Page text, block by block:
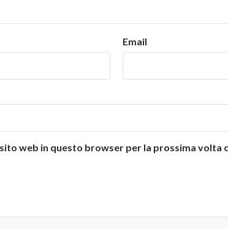
Email
web in questo browser per la prossima volta